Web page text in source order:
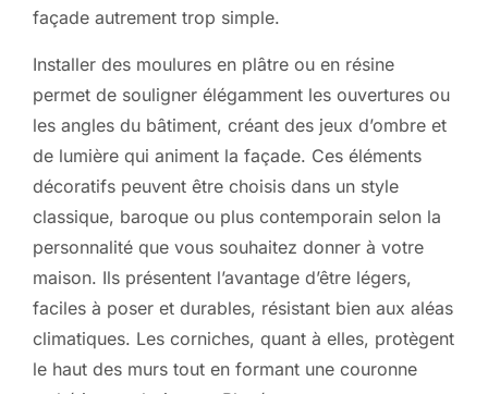
façade autrement trop simple.
Installer des moulures en plâtre ou en résine
permet de souligner élégamment les ouvertures ou
les angles du bâtiment, créant des jeux d’ombre et
de lumière qui animent la façade. Ces éléments
décoratifs peuvent être choisis dans un style
classique, baroque ou plus contemporain selon la
personnalité que vous souhaitez donner à votre
maison. Ils présentent l’avantage d’être légers,
faciles à poser et durables, résistant bien aux aléas
climatiques. Les corniches, quant à elles, protègent
le haut des murs tout en formant une couronne